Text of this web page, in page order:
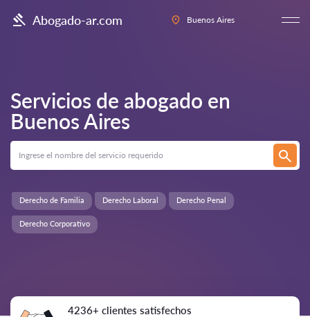
Abogado-ar.com Buenos Aires
Servicios de abogado en
Buenos Aires
Derecho Corporativo
Derecho de Familia Derecho Laboral Derecho Penal
4236+ clientes satisfechos